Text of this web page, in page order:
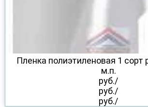
Пленка полиэтиленовая 1 сорт
м.п.
руб./
руб./
руб./